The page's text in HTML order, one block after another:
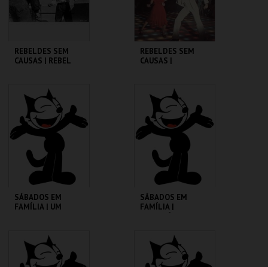
COMPRAR COMPRAR
REBELDES SEM
CAUSAS | REBEL
CINEMATECA
MAIS INFO
COMPRAR
REBELDES SEM
CAUSAS |
CINEMATECA
MAIS INFO
COMPRAR
SÁBADOS EM
FAMÍLIA | UM
CINEMATECA
SÁBADOS EM
FAMÍLIA |
CINEMATECA